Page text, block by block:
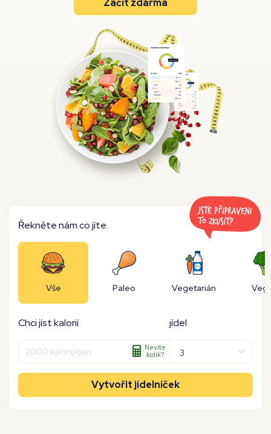
Premium
Moje workouty Premium
Začít zdarma
Řekněte nám co jíte.
Vše Paleo Vegetarián
Chci jíst kalorií
Nevíte
kolik?
jídel
Vytvořit jídelníček